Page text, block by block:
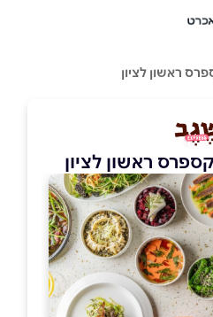
ראשון לציון
ראשון לציון